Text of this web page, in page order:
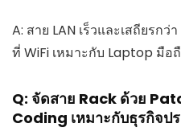
A: สาย LAN เร็วและเสถียรก
ที่ WiFi เหมาะกับ Laptop มือ
Q: จัดสาย Rack ด้วย
Coding เหมาะกับธุรกิจป